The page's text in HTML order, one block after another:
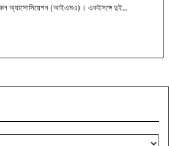
অ্যাসোসিয়েশন (আইএমএ)। একইসঙ্গে দুই…